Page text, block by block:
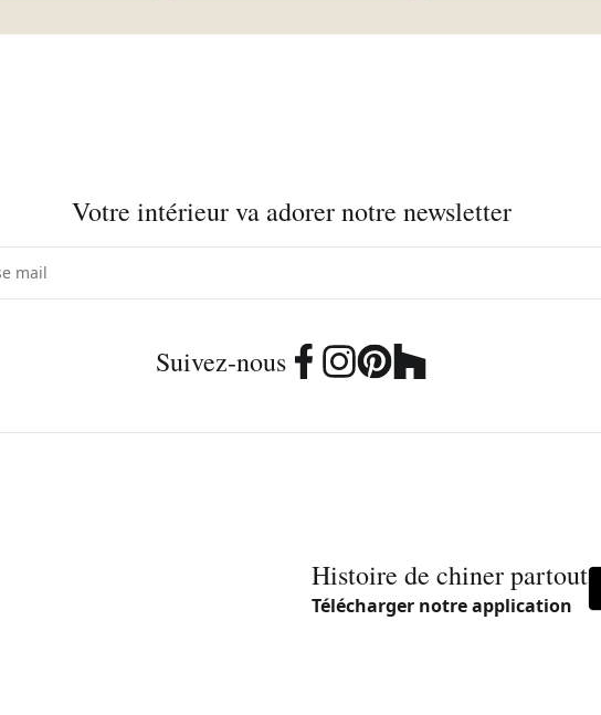
Votre intérieur va adorer notre newsletter
Suivez-nous
Histoire de chiner partout
Télécharger notre application